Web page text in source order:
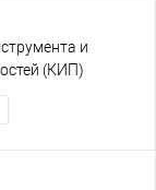
и
(КИП)